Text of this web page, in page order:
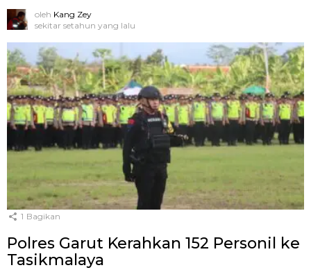
oleh Kang Zey
sekitar setahun yang lalu
1 Bagikan
Polres Garut Kerahkan 152 Personil ke
Tasikmalaya